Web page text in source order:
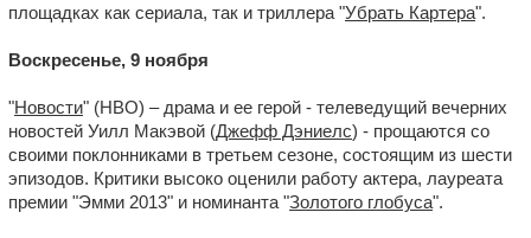
площадках как сериала, так и триллера "Убрать Картера".
Воскресенье, 9 ноября
"Новости" (HBO) – драма и ее герой - телеведущий вечерних
новостей Уилл Макэвой (Джефф Дэниелс) - прощаются со
своими поклонниками в третьем сезоне, состоящим из шести
эпизодов. Критики высоко оценили работу актера, лауреата
премии "Эмми 2013" и номинанта "Золотого глобуса".